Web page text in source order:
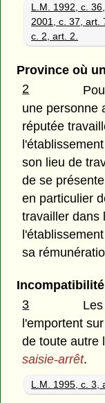
L.M. 1992, c.
2001, c. 37, art.
c. 2, art. 2.
Province où
2
une personne
réputée
son lieu de
de se
en particulier
travailler dans
sa
3
l'emportent
de toute autre
saisie-arrêt.
L.M. 1995, c. 3,